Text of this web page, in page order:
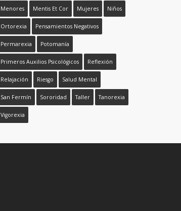
Menores Mentis Et Cor Mujeres Niños
Ortorexia Pensamientos Negativos
Permarexia Potomanía
Primeros Auxilios Psicológicos Reflexión
Relajación Riesgo Salud Mental
San Fermín Sororidad Taller Tanorexia
Vigorexia